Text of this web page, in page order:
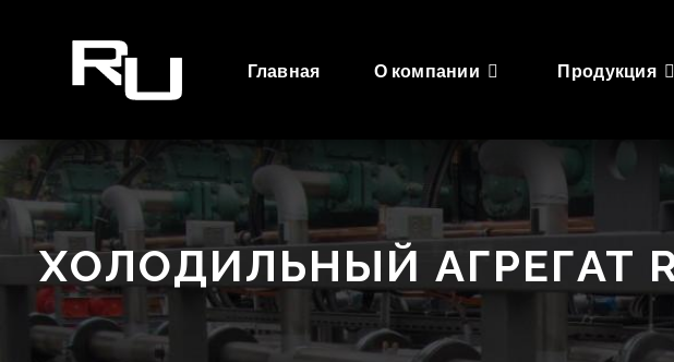
Главная О компании Продукция
ХОЛОДИЛЬНЫЙ АГРЕГАТ